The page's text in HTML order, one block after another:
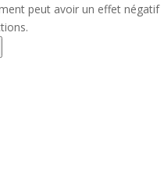
peut avoir un effet négatif